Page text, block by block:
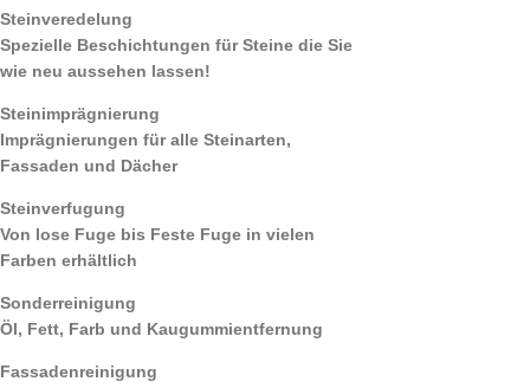
Steinveredelung
Spezielle Beschichtungen für Steine die Sie
wie neu aussehen lassen!
Steinimprägnierung
Imprägnierungen für alle Steinarten,
Fassaden und Dächer
Steinverfugung
Von lose Fuge bis Feste Fuge in vielen
Farben erhältlich
Sonderreinigung
Öl, Fett, Farb und Kaugummientfernung
Fassadenreinigung